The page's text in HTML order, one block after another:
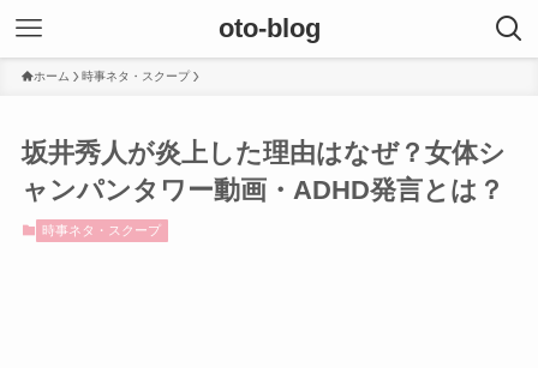
oto-blog
ホーム 時事ネタ・スクープ
坂井秀人が炎上した理由はなぜ？女体シ
ャンパンタワー動画・ADHD発言とは？
時事ネタ・スクープ